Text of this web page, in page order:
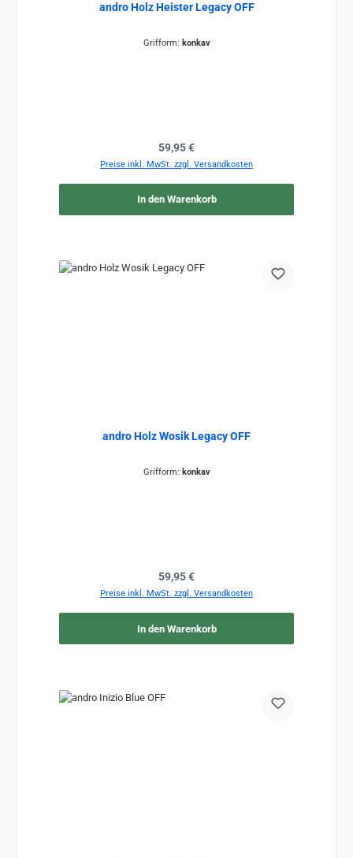
andro Holz Heister Legacy OFF
Grifform: konkav
Regulärer Preis:
59,95 €
Preise inkl. MwSt. zzgl. Versandkosten
In den Warenkorb
andro Holz Wosik Legacy OFF
Grifform: konkav
Regulärer Preis:
59,95 €
Preise inkl. MwSt. zzgl. Versandkosten
In den Warenkorb